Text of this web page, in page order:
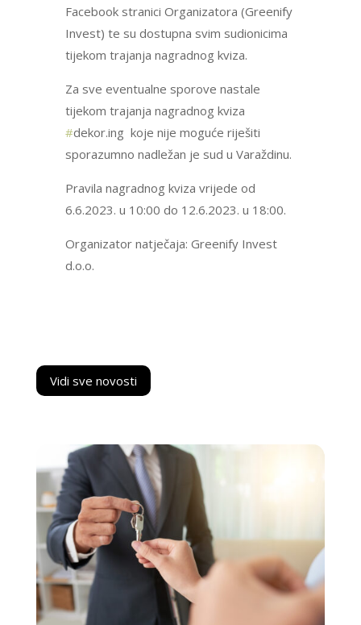
Facebook stranici Organizatora (Greenify
Invest) te su dostupna svim sudionicima
tijekom trajanja nagradnog kviza.
Za sve eventualne sporove nastale
tijekom trajanja nagradnog kviza
#dekor.ing koje nije moguće riješiti
sporazumno nadležan je sud u Varaždinu.
Pravila nagradnog kviza vrijede od
6.6.2023. u 10:00 do 12.6.2023. u 18:00.
Organizator natječaja: Greenify Invest
d.o.o.
Vidi sve novosti